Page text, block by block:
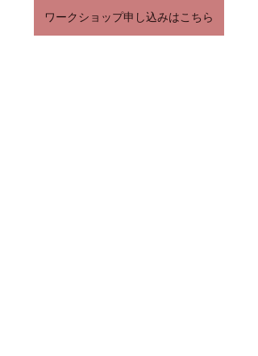
ワークショップ申し込みはこちら